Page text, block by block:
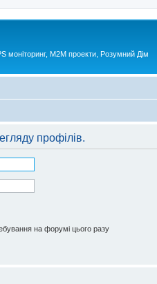
моніторинг, М2М проекти, Розумний Дім
профілів.
на форумі цього разу